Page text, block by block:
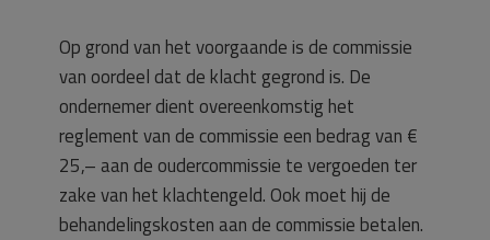
Op grond van het voorgaande is de commissie
van oordeel dat de klacht gegrond is. De
ondernemer dient overeenkomstig het
reglement van de commissie een bedrag van €
25,– aan de oudercommissie te vergoeden ter
zake van het klachtengeld. Ook moet hij de
behandelingskosten aan de commissie betalen.